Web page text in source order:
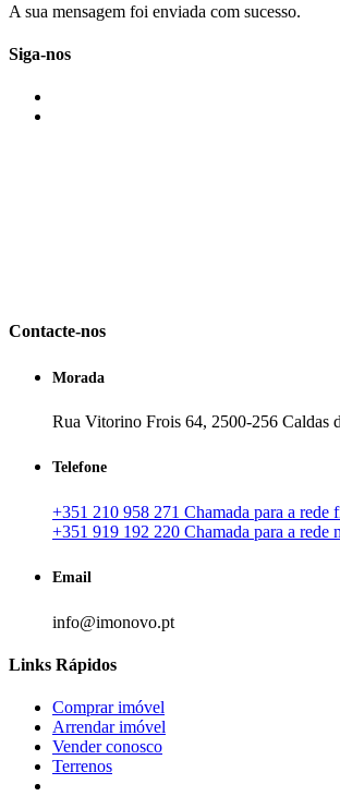
A sua mensagem foi enviada com sucesso.
Siga-nos
Contacte-nos
Morada
Rua Vitorino Frois 64, 2500-256 Caldas
Telefone
+351 210 958 271 Chamada para a
+351 919 192 220 Chamada para a
Email
info@imonovo.pt
Links Rápidos
Comprar imóvel
Arrendar imóvel
Vender conosco
Terrenos